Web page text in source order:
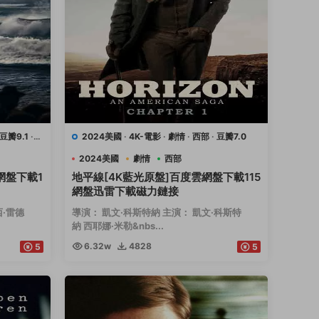
豆瓣9.1 ·
盤下載1
雷德
5
2024美國 · 4K-電影 · 劇情 · 西部 · 豆瓣7.0
2024美國 劇情 西部
地平線[4K藍光原盤]百度雲網盤下載115
網盤迅雷下載磁力鏈接
導演： 凱文·科斯特納 主演： 凱文·科斯特
納 西耶娜·米勒&nbs...
6.32w 4828 5